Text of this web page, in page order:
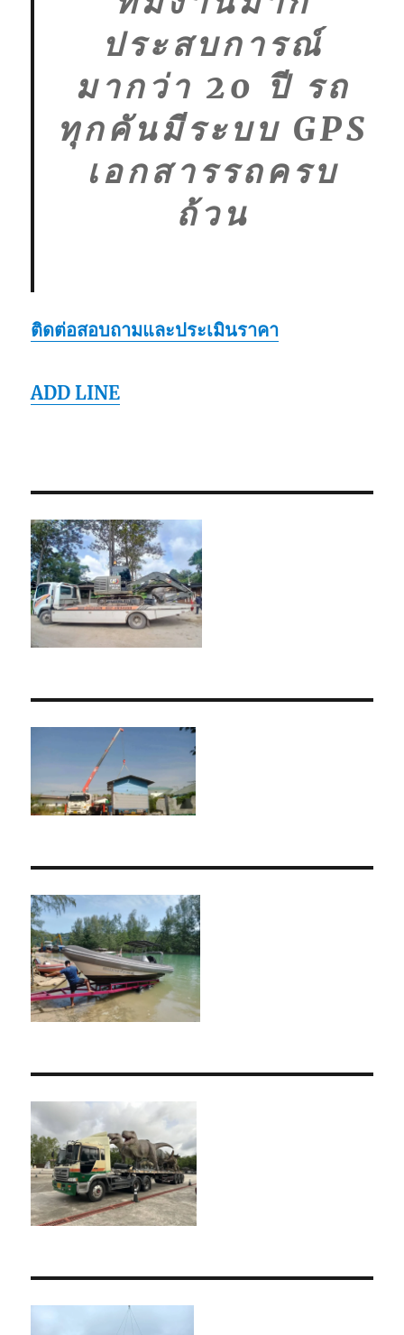
ประสบการณ์
มากว่า 20 ปี รถ
ทุกคันมีระบบ GPS
เอกสารรถครบ
ถ้วน
ติดต่อสอบถามและประเมินราคา
ADD LINE